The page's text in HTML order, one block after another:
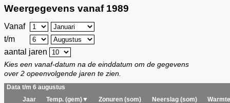
Weergegevens vanaf 1989
Vanaf
t/m
aantal jaren
Kies een vanaf-datum na de einddatum om de gegevens
over 2 opeenvolgende jaren te zien.
Data t/m 6 augustus
Jaar
Temp. (gem)▼ Zonuren (som) Neerslag (som)